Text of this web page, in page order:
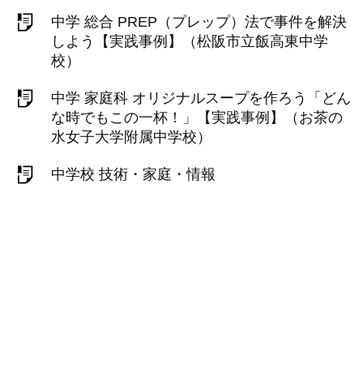
中学 総合 PREP（プレップ）法で事件を解決
しよう【実践事例】（松阪市立飯高東中学
校）
中学 家庭科 オリジナルスープを作ろう「どん
な時でもこの一杯！」【実践事例】（お茶の
水女子大学附属中学校）
中学校 技術・家庭・情報